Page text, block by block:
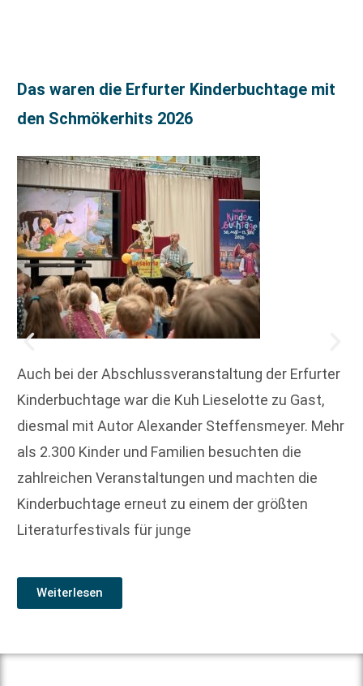
Das waren die Erfurter Kinderbuchtage mit
den Schmökerhits 2026
Auch bei der Abschlussveranstaltung der Erfurter
Kinderbuchtage war die Kuh Lieselotte zu Gast,
diesmal mit Autor Alexander Steffensmeyer. Mehr
als 2.300 Kinder und Familien besuchten die
zahlreichen Veranstaltungen und machten die
Kinderbuchtage erneut zu einem der größten
Literaturfestivals für junge
Weiterlesen